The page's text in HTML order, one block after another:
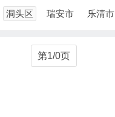
洞头区 瑞安市 乐清市
第1/0页